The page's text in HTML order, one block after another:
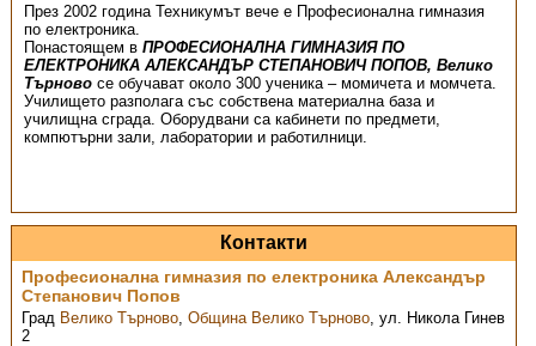
През 2002 година Техникумът вече е Професионална гимназия
по електроника.
Понастоящем в ПРОФЕСИОНАЛНА ГИМНАЗИЯ ПО
ЕЛЕКТРОНИКА АЛЕКСАНДЪР СТЕПАНОВИЧ ПОПОВ, Велико
Търновосе обучават около 300 ученика – момичета и момчета.
Училището разполага със собствена материална база и
училищна сграда. Оборудвани са кабинети по предмети,
компютърни зали, лаборатории и работилници.
Контакти
Професионална гимназия по електроника Александър
Степанович Попов
Град Велико Търново,Община Велико Търново,ул. Никола Гинев
2